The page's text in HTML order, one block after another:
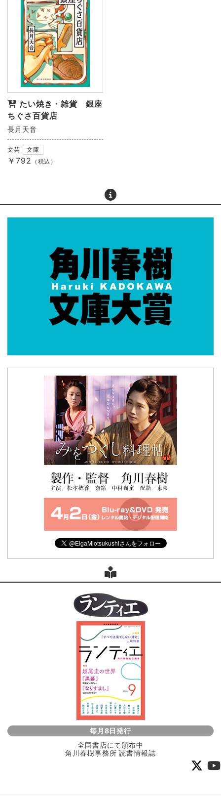
たい焼き・雑貨 銀座
ちぐさ百貨店
長月天音
文芸 文庫
￥792 （税込）
毎月8日発行
全国書店にて頒布中
角川春樹事務所 読書情報誌